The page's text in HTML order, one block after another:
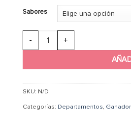
Sabores
Muscletech Mass Tech – 7 lb
SKU: N/D
Categorías: Departamentos,